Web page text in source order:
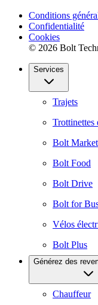
Conditions
Confidentialité
Cookies
© 2026 Bolt
Services
Trajets
Trottinettes
Bolt Market
Bolt Food
Bolt Drive
Bolt for
Vélos
Bolt Plus
Générez des
Chauffeur